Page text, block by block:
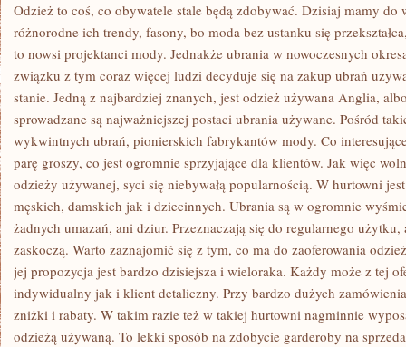
OBYWATELE
ZAWSZE
KUPOWAĆ
Odzież to coś, co obywatele stale będą zdobywać. Dzisiaj mamy
różnorodne ich trendy, fasony, bo moda bez ustanku się
to nowsi projektanci mody. Jednakże ubrania w nowoczesnych
związku z tym coraz więcej ludzi decyduje się na zakup ubrań
stanie. Jedną z najbardziej znanych, jest odzież używana Anglia,
sprowadzane są najważniejszej postaci ubrania używane. Pośród
wykwintnych ubrań, pionierskich fabrykantów mody. Co
parę groszy, co jest ogromnie sprzyjające dla klientów. Jak więc
odzieży używanej, syci się niebywałą popularnością. W hurtowni
męskich, damskich jak i dziecinnych. Ubrania są w ogromnie
żadnych umazań, ani dziur. Przeznaczają się do regularnego
zaskoczą. Warto zaznajomić się z tym, co ma do zaoferowania
jej propozycja jest bardzo dzisiejsza i wieloraka. Każdy może z tej
indywidualny jak i klient detaliczny. Przy bardzo dużych
zniżki i rabaty. W takim razie też w takiej hurtowni nagminnie
odzieżą używaną. To lekki sposób na zdobycie garderoby na